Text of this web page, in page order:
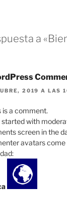
a
2019 A LAS
is a comment.
started with
screen in the
avatars come